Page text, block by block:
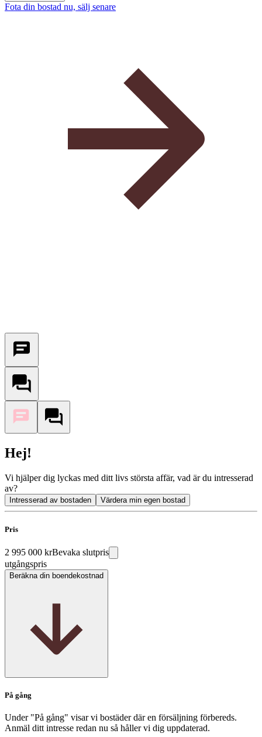
Fota din bostad nu, sälj senare
Hej!
Vi hjälper dig lyckas med ditt livs största affär, vad är du intresserad
av?
Intresserad av bostaden Värdera min egen bostad
Pris
2 995 000 krBevaka slutpris
utgångspris
Beräkna din boendekostnad
På gång
Under "På gång" visar vi bostäder där en försäljning förbereds.
Anmäl ditt intresse redan nu så håller vi dig uppdaterad.